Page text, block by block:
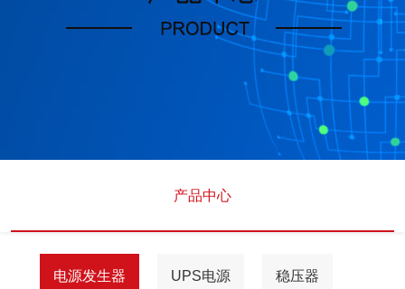
产品中心
电源发生器 UPS电源 稳压器